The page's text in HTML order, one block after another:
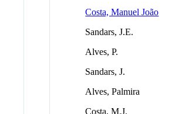
Costa, Manuel João
Sandars, J.E.
Alves, P.
Sandars, J.
Alves, Palmira
Costa, M.J.